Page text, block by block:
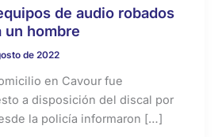
de audio robados
hombre
de 2022
en Cavour fue
a disposición del discal por
la policía informaron […]